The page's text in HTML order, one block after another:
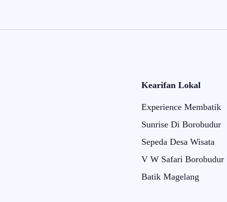
Kearifan Lokal
Experience Membatik
Sunrise Di Borobudur
Sepeda Desa Wisata
V W Safari Borobudur
Batik Magelang